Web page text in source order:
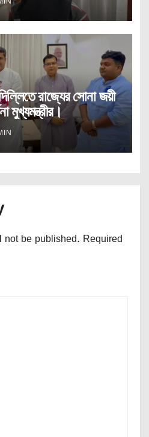
রাজ্যের সোনা জয়ী
মুখ্যমন্ত্রীর।
not be published. Required